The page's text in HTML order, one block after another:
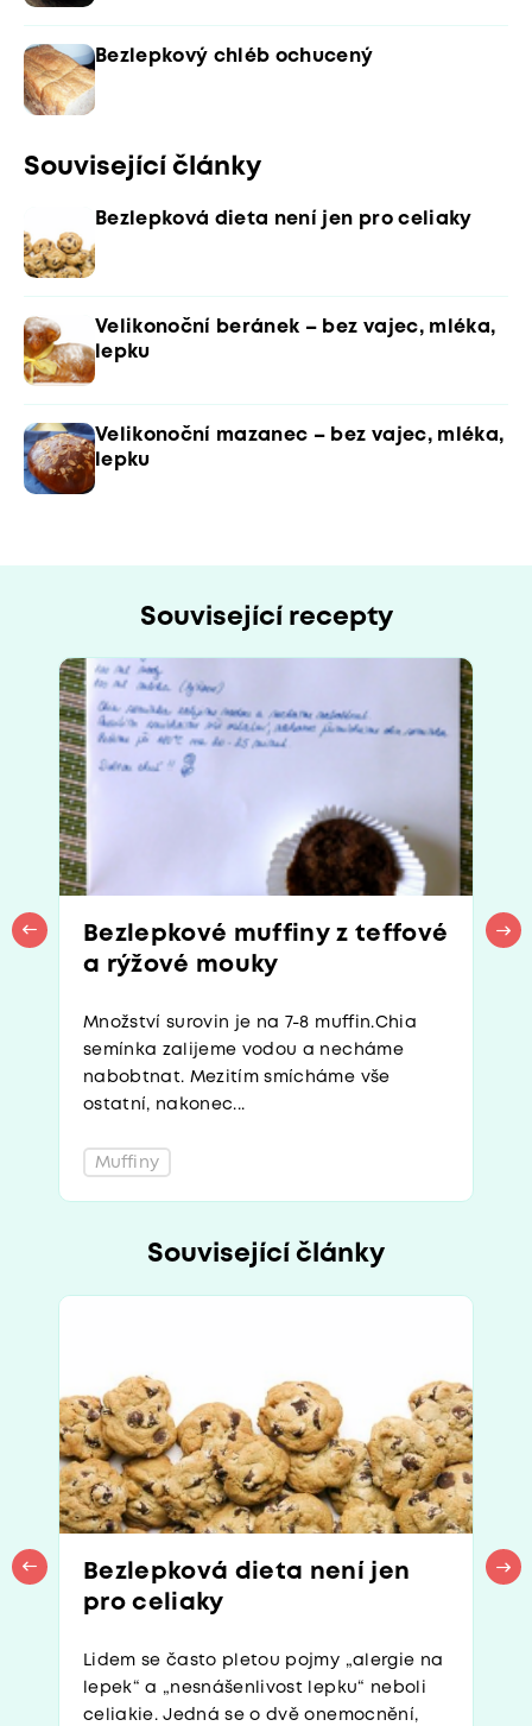
Bezlepkový chléb ochucený
Související články
Bezlepková dieta není jen pro celiaky
Velikonoční beránek – bez vajec, mléka,
lepku
Velikonoční mazanec – bez vajec, mléka,
lepku
Související recepty
Bezlepkové muffiny z teffové
a rýžové mouky
Množství surovin je na 7-8 muffin.Chia
semínka zalijeme vodou a necháme
nabobtnat. Mezitím smícháme vše
ostatní, nakonec...
Muffiny
Související články
Bezlepková dieta není jen
pro celiaky
Lidem se často pletou pojmy „alergie na
lepek“ a „nesnášenlivost lepku“ neboli
celiakie. Jedná se o dvě onemocnění,